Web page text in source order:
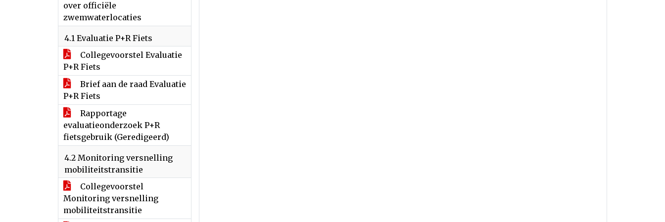
over officiële
zwemwaterlocaties
4.1 Evaluatie P+R Fiets
Collegevoorstel Evaluatie
P+R Fiets
Brief aan de raad Evaluatie
P+R Fiets
Rapportage
evaluatieonderzoek P+R
fietsgebruik (Geredigeerd)
4.2 Monitoring versnelling
mobiliteitstransitie
Collegevoorstel
Monitoring versnelling
mobiliteitstransitie